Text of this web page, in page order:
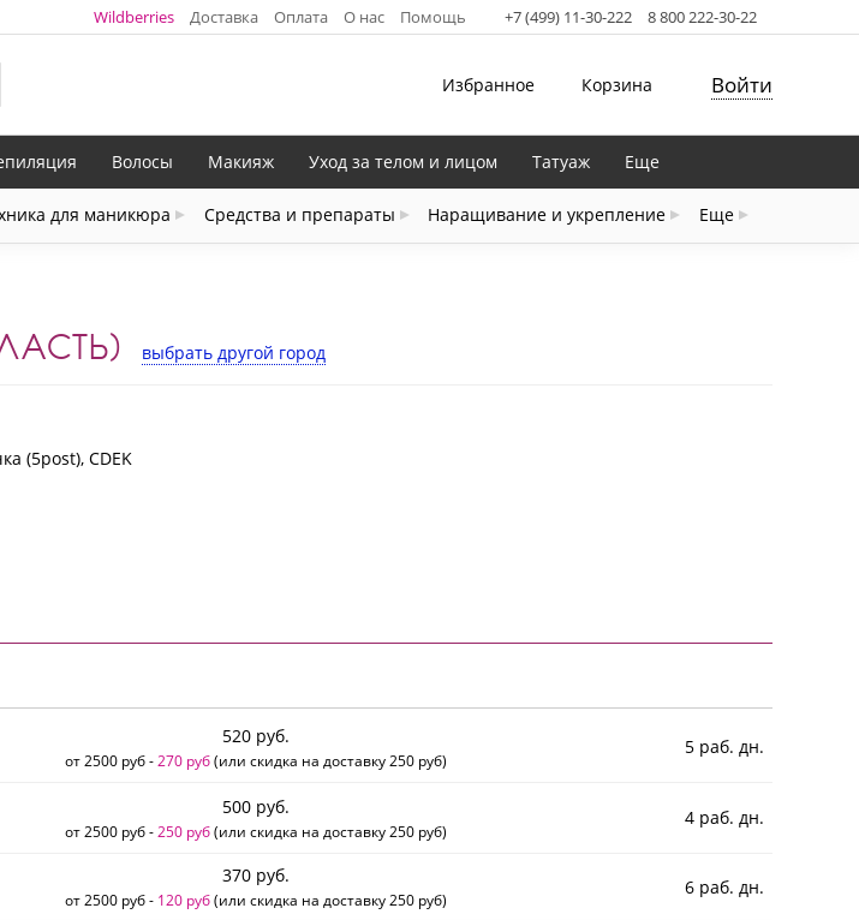
Wildberries Доставка Оплата О нас Помощь +7 (499) 11-30-222 8 800 222-30-22
Избранное Корзина Войти
для маникюра Средства и препараты Наращивание и укрепление Еще
Волосы Макияж Уход за телом и лицом Татуаж Еще
выбрать другой город
(5post), CDEK
520 руб.
от 2500 руб - 270 руб(или скидка на доставку 250 руб)
5 раб. дн.
500 руб.
от 2500 руб - 250 руб(или скидка на доставку 250 руб)
4 раб. дн.
370 руб.
от 2500 руб - 120 руб(или скидка на доставку 250 руб)
6 раб. дн.